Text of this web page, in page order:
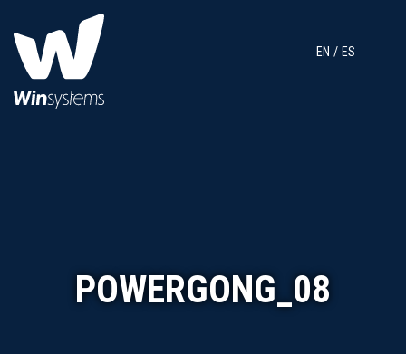
EN ES
POWERGONG_08